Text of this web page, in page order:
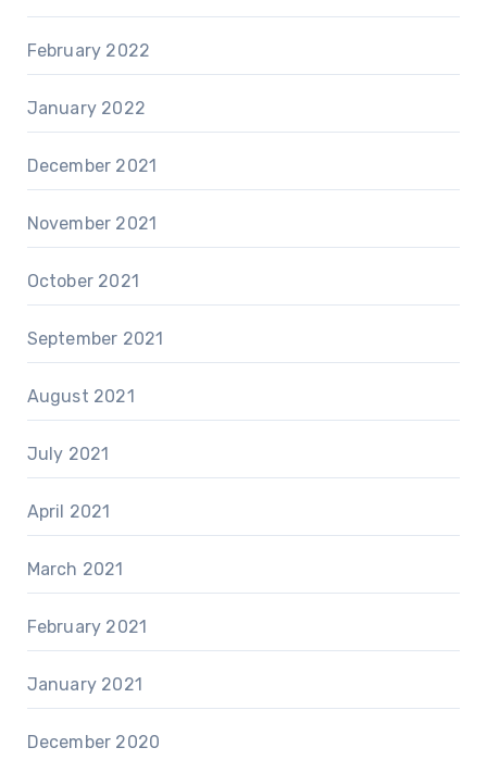
February 2022
January 2022
December 2021
November 2021
October 2021
September 2021
August 2021
July 2021
April 2021
March 2021
February 2021
January 2021
December 2020